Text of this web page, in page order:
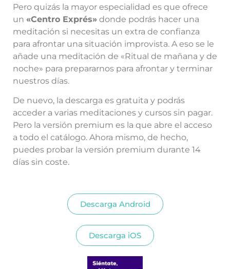
Pero quizás la mayor especialidad es que ofrece
un «Centro Exprés» donde podrás hacer una
meditación si necesitas un extra de confianza
para afrontar una situación improvista. A eso se le
añade una meditación de «Ritual de mañana y de
noche» para prepararnos para afrontar y terminar
nuestros días.
De nuevo, la descarga es gratuita y podrás
acceder a varias meditaciones y cursos sin pagar.
Pero la versión premium es la que abre el acceso
a todo el catálogo. Ahora mismo, de hecho,
puedes probar la versión premium durante 14
días sin coste.
Descarga Android
Descarga iOS